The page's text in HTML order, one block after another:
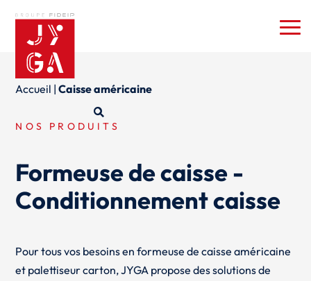
Accueil |Caisse américaine
NOS PRODUITS
Formeuse de caisse -
Conditionnement caisse
Pour tous vos besoins en formeuse de caisse américaine
et palettiseur carton, JYGA propose des solutions de